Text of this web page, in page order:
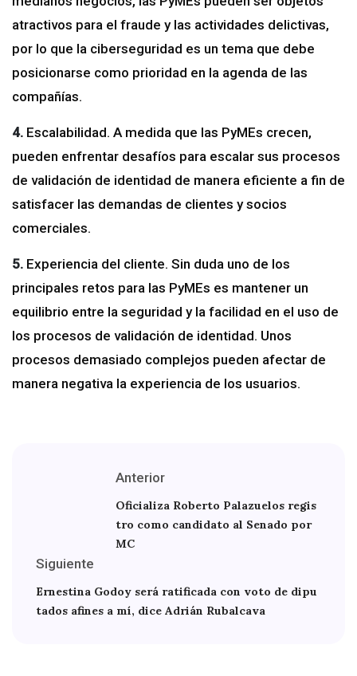
atractivos para el fraude y las actividades delictivas,
por lo que la ciberseguridad es un tema que debe
posicionarse como prioridad en la agenda de las
compañías.
4. Escalabilidad. A medida que las PyMEs crecen,
pueden enfrentar desafíos para escalar sus procesos
de validación de identidad de manera eficiente a fin de
satisfacer las demandas de clientes y socios
comerciales.
5. Experiencia del cliente. Sin duda uno de los
principales retos para las PyMEs es mantener un
equilibrio entre la seguridad y la facilidad en el uso de
los procesos de validación de identidad. Unos
procesos demasiado complejos pueden afectar de
manera negativa la experiencia de los usuarios.
Anterior
Oficializa Roberto Palazuelos regis
tro como candidato al Senado por
MC
Siguiente
Ernestina Godoy será ratificada con voto de dipu
tados afines a mí, dice Adrián Rubalcava